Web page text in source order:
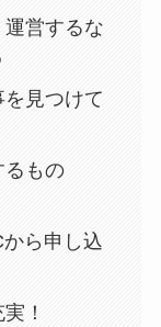
営するな
見つけて
るもの
ら申し込
！